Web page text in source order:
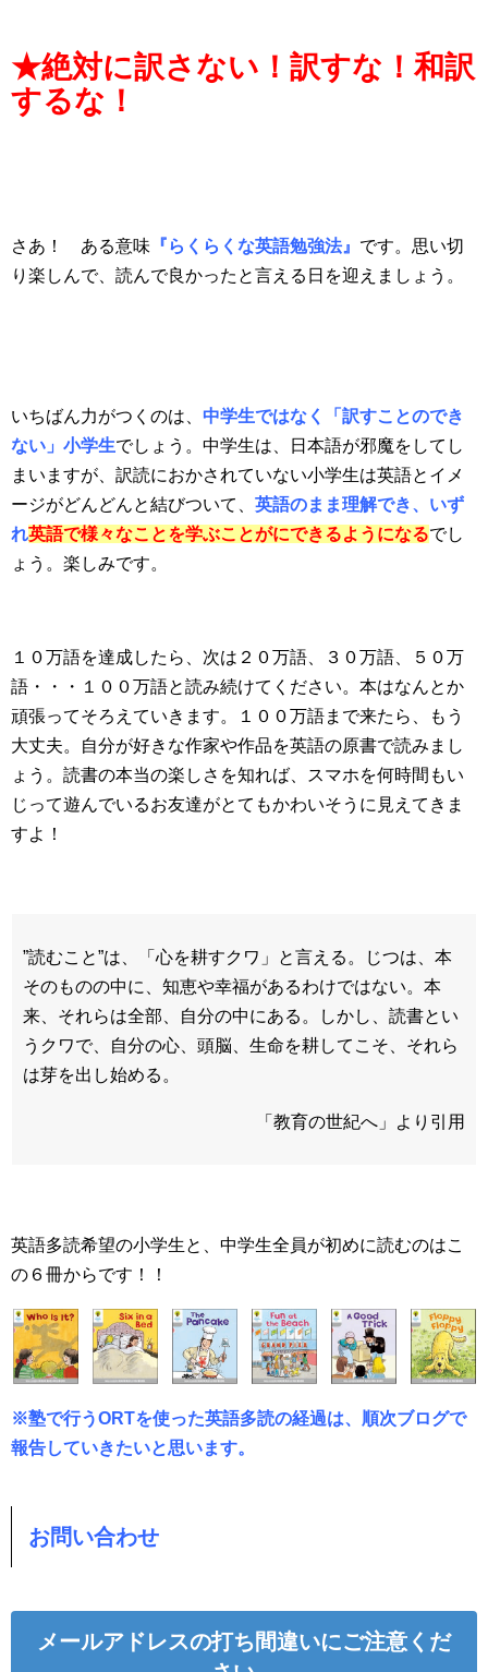
★絶対に訳さない！訳すな！和訳
するな！
さあ！ ある意味 『らくらくな英語勉強法』 です。思い切
り楽しんで、読んで良かったと言える日を迎えましょう。
いちばん力がつくのは、 中学生ではなく「訳すことのでき
ない」小学生でしょう。中学生は、日本語が邪魔をしてし
まいますが、訳読におかされていない小学生は英語とイメ
ージがどんどんと結びついて、 英語のまま理解でき、いず
れ英語で様々なことを学ぶことがにできるようになるでし
ょう。楽しみです。
１０万語を達成したら、次は２０万語、３０万語、５０万
語・・・１００万語と読み続けてください。本はなんとか
頑張ってそろえていきます。１００万語まで来たら、もう
大丈夫。自分が好きな作家や作品を英語の原書で読みまし
ょう。読書の本当の楽しさを知れば、スマホを何時間もい
じって遊んでいるお友達がとてもかわいそうに見えてきま
すよ！
”読むこと”は、「心を耕すクワ」と言える。じつは、本
そのものの中に、知恵や幸福があるわけではない。本
来、それらは全部、自分の中にある。しかし、読書とい
うクワで、自分の心、頭脳、生命を耕してこそ、それら
は芽を出し始める。
「教育の世紀へ」より引用
英語多読希望の小学生と、中学生全員が初めに読むのはこ
の６冊からです！！
※塾で行うORTを使った英語多読の経過は、順次ブログで
報告していきたいと思います。
お問い合わせ
メールアドレスの打ち間違いにご注意くだ